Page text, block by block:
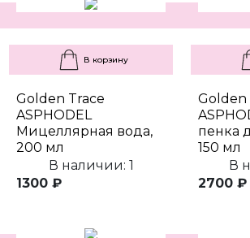
В корзину
Golden Trace
ASPHODEL
Мицеллярная вода,
200 мл
В наличии: 1
1300 ₽
Golden
пенка
150 мл
В
2700 ₽